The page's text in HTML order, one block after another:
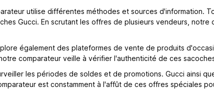
utilise différentes méthodes et sources d'information.
Gucci. En scrutant les offres de plusieurs vendeurs,
également des plateformes de vente de produits
comparateur veille à vérifier l'authenticité de ces
les périodes de soldes et de promotions. Gucci ainsi
est constamment à l'affût de ces offres spéciales